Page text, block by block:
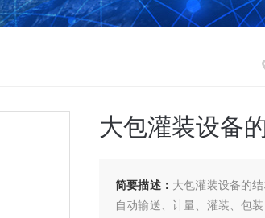
大包灌装设备
简要描述： 大包灌装设备的
自动输送、计量、灌装、包